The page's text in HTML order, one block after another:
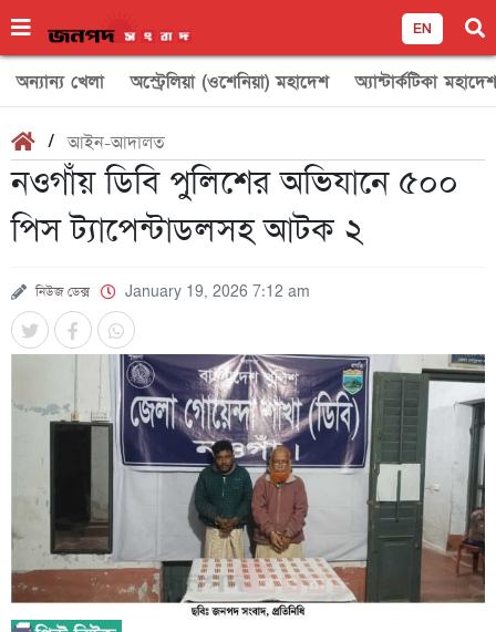
EN
অন্যান্য খেলা অস্ট্রেলিয়া (ওশেনিয়া) মহাদেশ অ্যান্টার্কটিকা মহাদেশ
/আইন-আদালত
নওগাঁয় ডিবি পুলিশের অভিযানে ৫০০
পিস ট্যাপেন্টাডলসহ আটক ২
নিউজ ডেক্স January 19, 2026 7:12 am